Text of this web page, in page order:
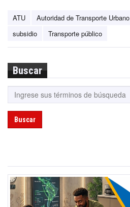
ATU Autoridad de Transporte Urbano
subsidio
Transporte público
Buscar
Buscar